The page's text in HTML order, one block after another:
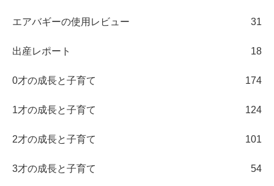
エアバギーの使用レビュー 31
出産レポート 18
0才の成長と子育て 174
1才の成長と子育て 124
2才の成長と子育て 101
3才の成長と子育て 54